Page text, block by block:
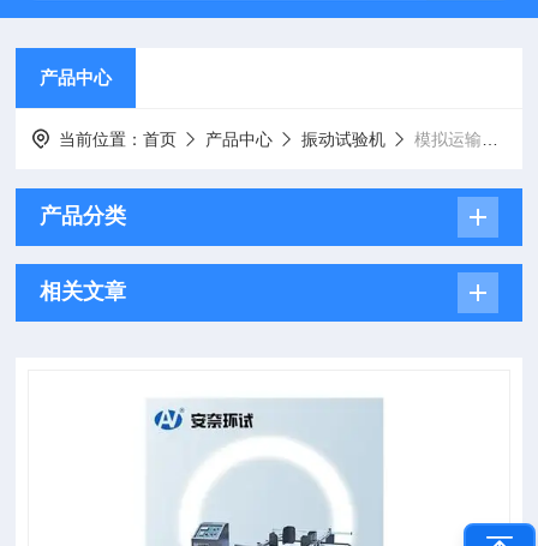
产品中心
当前位置：首页 产品中心 振动试验机 模拟运输振动试验机
产品分类
相关文章